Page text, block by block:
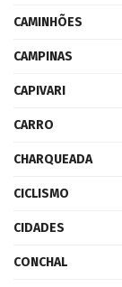
CAMINHÕES
CAMPINAS
CAPIVARI
CARRO
CHARQUEADA
CICLISMO
CIDADES
CONCHAL